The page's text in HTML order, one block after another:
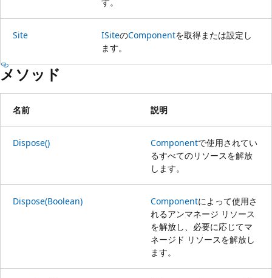
Site ISiteのComponentを取得または設定し
ます。
メソッド
名前 説明
Dispose() Componentで使用されてい
るすべてのリソースを解放
します。
Dispose(Boolean) Componentによって使用さ
れるアンマネージ リソース
を解放し、必要に応じてマ
ネージド リソースを解放し
ます。